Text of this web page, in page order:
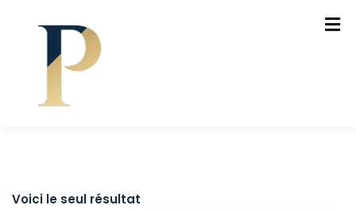
Voici le seul résultat